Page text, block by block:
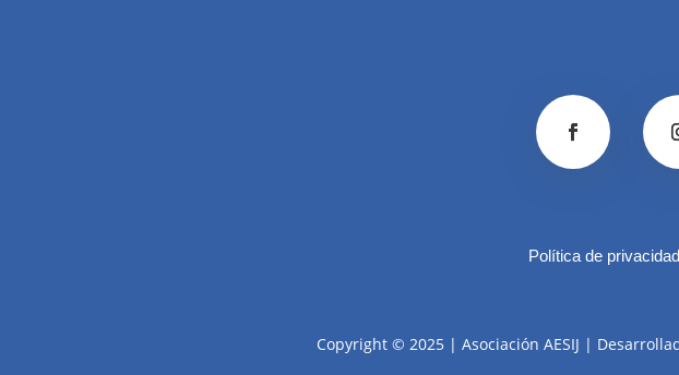
Política de privacidad
Copyright © 2025 | Asociación AESIJ |